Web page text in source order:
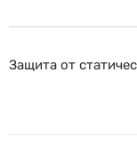
Защита от